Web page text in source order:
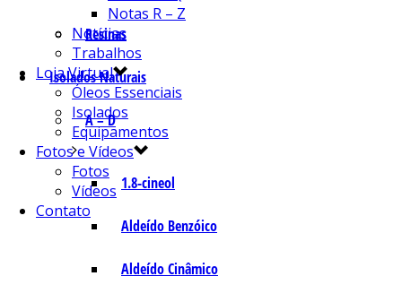
Resinas
Isolados Naturais
A – D
1.8-cineol
Aldeído Benzóico
Aldeído Cinâmico
Notas R – Z
Notícias
Trabalhos
Loja Virtual
Óleos Essenciais
Isolados
Equipamentos
Fotos e Vídeos
Fotos
Vídeos
Contato